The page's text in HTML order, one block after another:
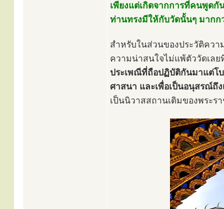
เพียงแต่เกิดจากการที่คนพูด
ท่านทรงมีให้กับวัดนั้นๆ มากก
สำหรับในส่วนของประวัติควา
ความน่าสนใจไม่แพ้ตัววัดเลย
ประเพณีที่ถือปฏิบัติกันมาแต่โ
ศาสนา และเพื่อเป็นอนุสรณ์ถึ
เป็นนิวาสสถานเดิมของพระ